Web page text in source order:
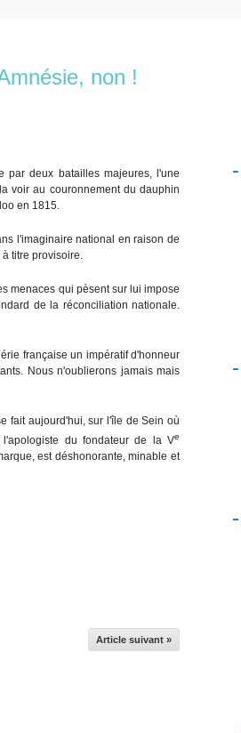
non !
par deux batailles majeures, l'une
voir au couronnement du dauphin
en 1815.
l'imaginaire national en raison de
titre provisoire.
menaces qui pèsent sur lui impose
de la réconciliation nationale.
française un impératif d'honneur
Nous n'oublierons jamais mais
fait aujourd'hui, sur l'île de Sein où
du fondateur de la Ve
est déshonorante, minable et
Article suivant »